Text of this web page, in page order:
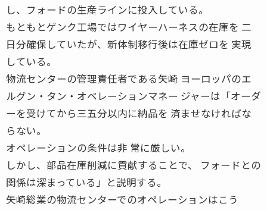
し、フォードの生産ラインに投入している。
もともとゲンク工場ではワイヤーハーネスの在庫を 二
日分確保していたが、新体制移行後は在庫ゼロを 実現
している。
物流センターの管理責任者である矢崎 ヨーロッパのエ
ルグン・タン・オペレーションマネー ジャーは「オーダ
ーを受けてから三五分以内に納品を 済ませなければな
らない。
オペレーションの条件は非 常に厳しい。
しかし、部品在庫削減に貢献することで、 フォードとの
関係は深まっている」と説明する。
矢崎総業の物流センターでのオペレーションはこう